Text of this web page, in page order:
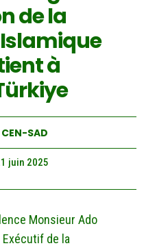
de la
à
CEN-SAD
juin 2025
Monsieur Ado
Exécutif de la